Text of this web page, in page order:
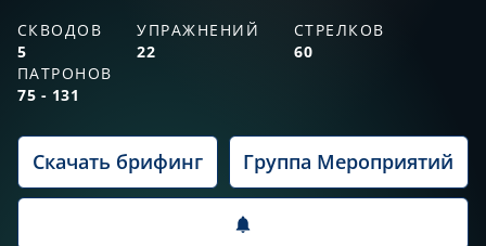
СКВОДОВ
5
УПРАЖНЕНИЙ
22
СТРЕЛКОВ
60
ПАТРОНОВ
75 - 131
Скачать брифинг Группа Мероприятий